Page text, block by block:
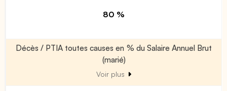
80 %
Décès / PTIA toutes causes en % du Salaire Annuel Brut
(marié)
Voir plus